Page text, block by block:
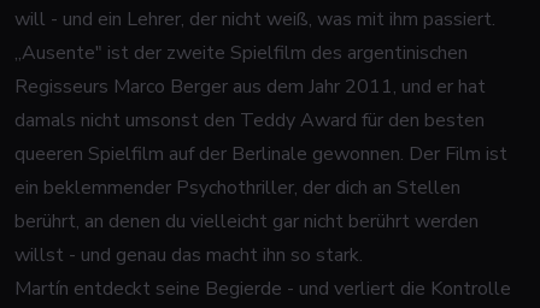
will - und ein Lehrer, der nicht weiß, was mit ihm passiert.
„Ausente" ist der zweite Spielfilm des argentinischen
Regisseurs Marco Berger aus dem Jahr 2011, und er hat
damals nicht umsonst den Teddy Award für den besten
queeren Spielfilm auf der Berlinale gewonnen. Der Film ist
ein beklemmender Psychothriller, der dich an Stellen
berührt, an denen du vielleicht gar nicht berührt werden
willst - und genau das macht ihn so stark.
Martín entdeckt seine Begierde - und verliert die Kontrolle